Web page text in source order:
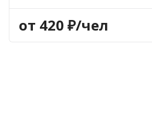
от 420 ₽/чел